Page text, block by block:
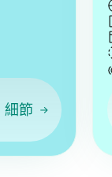
細節